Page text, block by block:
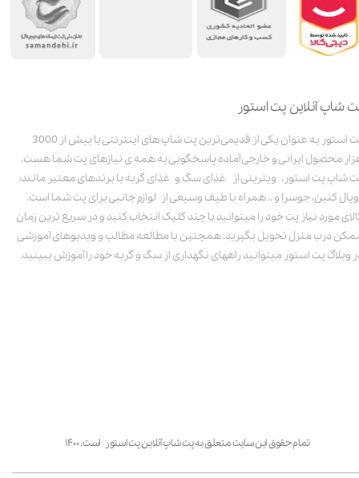
شاپ آنلاین پت استور
پت استور به عنوان یکی از قدیمی‌ترین پت شاپ های اینترنتی با بیش از 3000
محصول ایرانی و خارجی آماده پاسخگویی به همه ی نیازهای پت شما هست.
شاپ پت استور، ویترینی از غذای سگ و غذای گربه با برندهای معتبر مانند:
کنین، جوسرا و .. همراه با طیف وسیعی از لوازم جانبی برای پت شما است.
مورد نیاز پت خود را میتوانید با چند کلیک انتخاب کنید و در سریع ترین زمان
درب منزل تحویل بگیرید. همچنین با مطالعه مطالب و ویدیوهای آموزشی
وبلاگ پت استور میتوانید راههای نگهداری از سگ و گربه خود را آموزش ببینید.
تمام حقوق این سایت متعلق به پت شاپ آنلاین پت استور است. ۱۴۰۰